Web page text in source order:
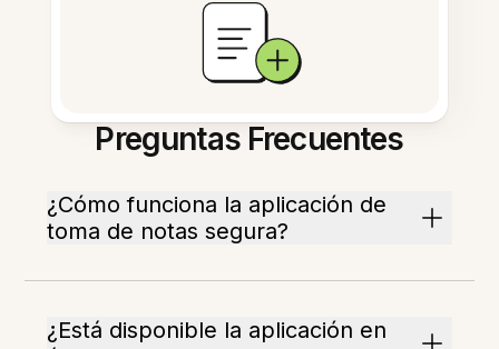
Preguntas Frecuentes
¿Cómo funciona la aplicación de
toma de notas segura?
¿Está disponible la aplicación en